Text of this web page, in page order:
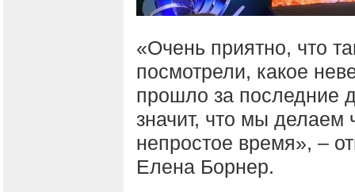
«Очень приятно, что
посмотрели, какое
прошло за последние
значит, что мы делаем
непростое время», –
Елена Борнер.